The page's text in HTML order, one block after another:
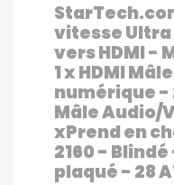
vitesse Ultra
vers HDMI -
1 x HDMI
numérique -
Mâle Audio/
xPrend en
2160 -
plaqué - 28